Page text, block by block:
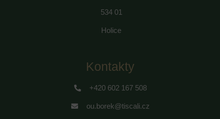
534 01
Holice
Kontakty
+420 602 167 508
ou.borek@tiscali.cz